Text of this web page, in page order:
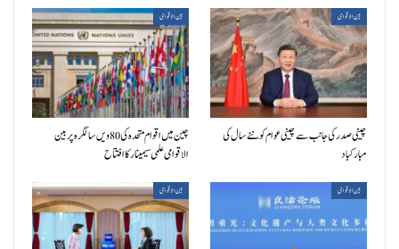
بین الاقوامی
چینی صدر کی جانب سے چینی عوام کو نئے سال کی
مبارکباد
بین الاقوامی
چین میں اقوام متحدہ کی 80ویں سالگرہ پر بین
الاقوامی علمی سیمینار کا افتتاح
بین الاقوامی بین الاقوامی